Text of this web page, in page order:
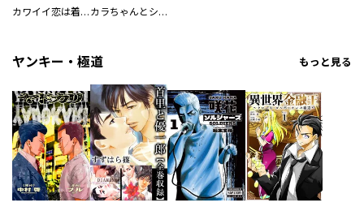
カワイイ恋は着飾らない カラちゃんとシトーさんと、 【分冊版】
ヤンキー・極道 もっと見る